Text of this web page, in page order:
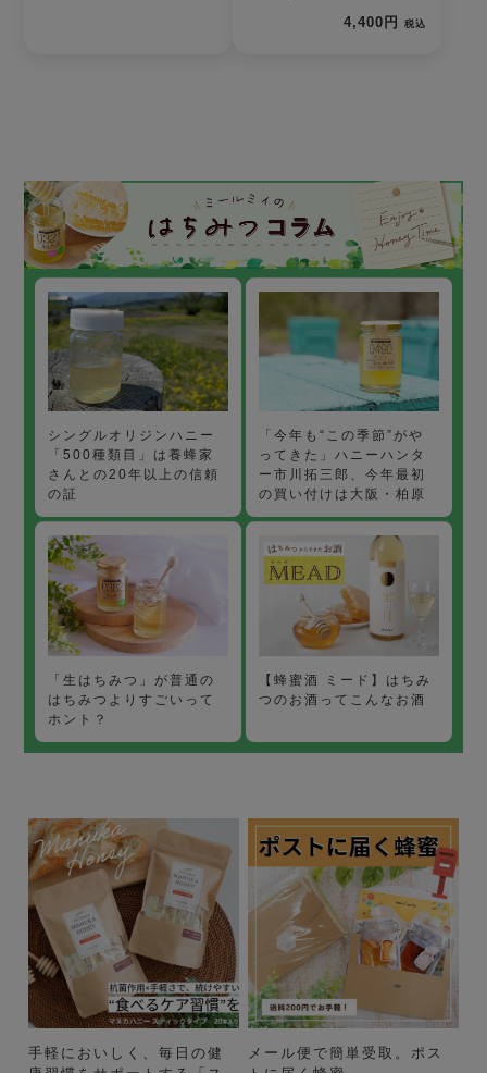
4,400円
税込
シングルオリジンハニー
「500種類目」は養蜂家
さんとの20年以上の信頼
の証
「今年も“この季節”がや
ってきた」ハニーハンタ
ー市川拓三郎、今年最初
の買い付けは大阪・柏原
「生はちみつ」が普通の
はちみつよりすごいって
ホント？
【蜂蜜酒 ミード】はちみ
つのお酒ってこんなお酒
手軽においしく、毎日の健
メール便で簡単受取。ポス